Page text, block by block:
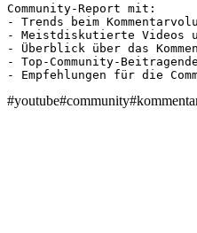
Community-Report mit:
- Trends beim
- Meistdiskutierte Videos
- Überblick über das
- Top-Community-Beitragende
- Empfehlungen für die
#youtube#community#